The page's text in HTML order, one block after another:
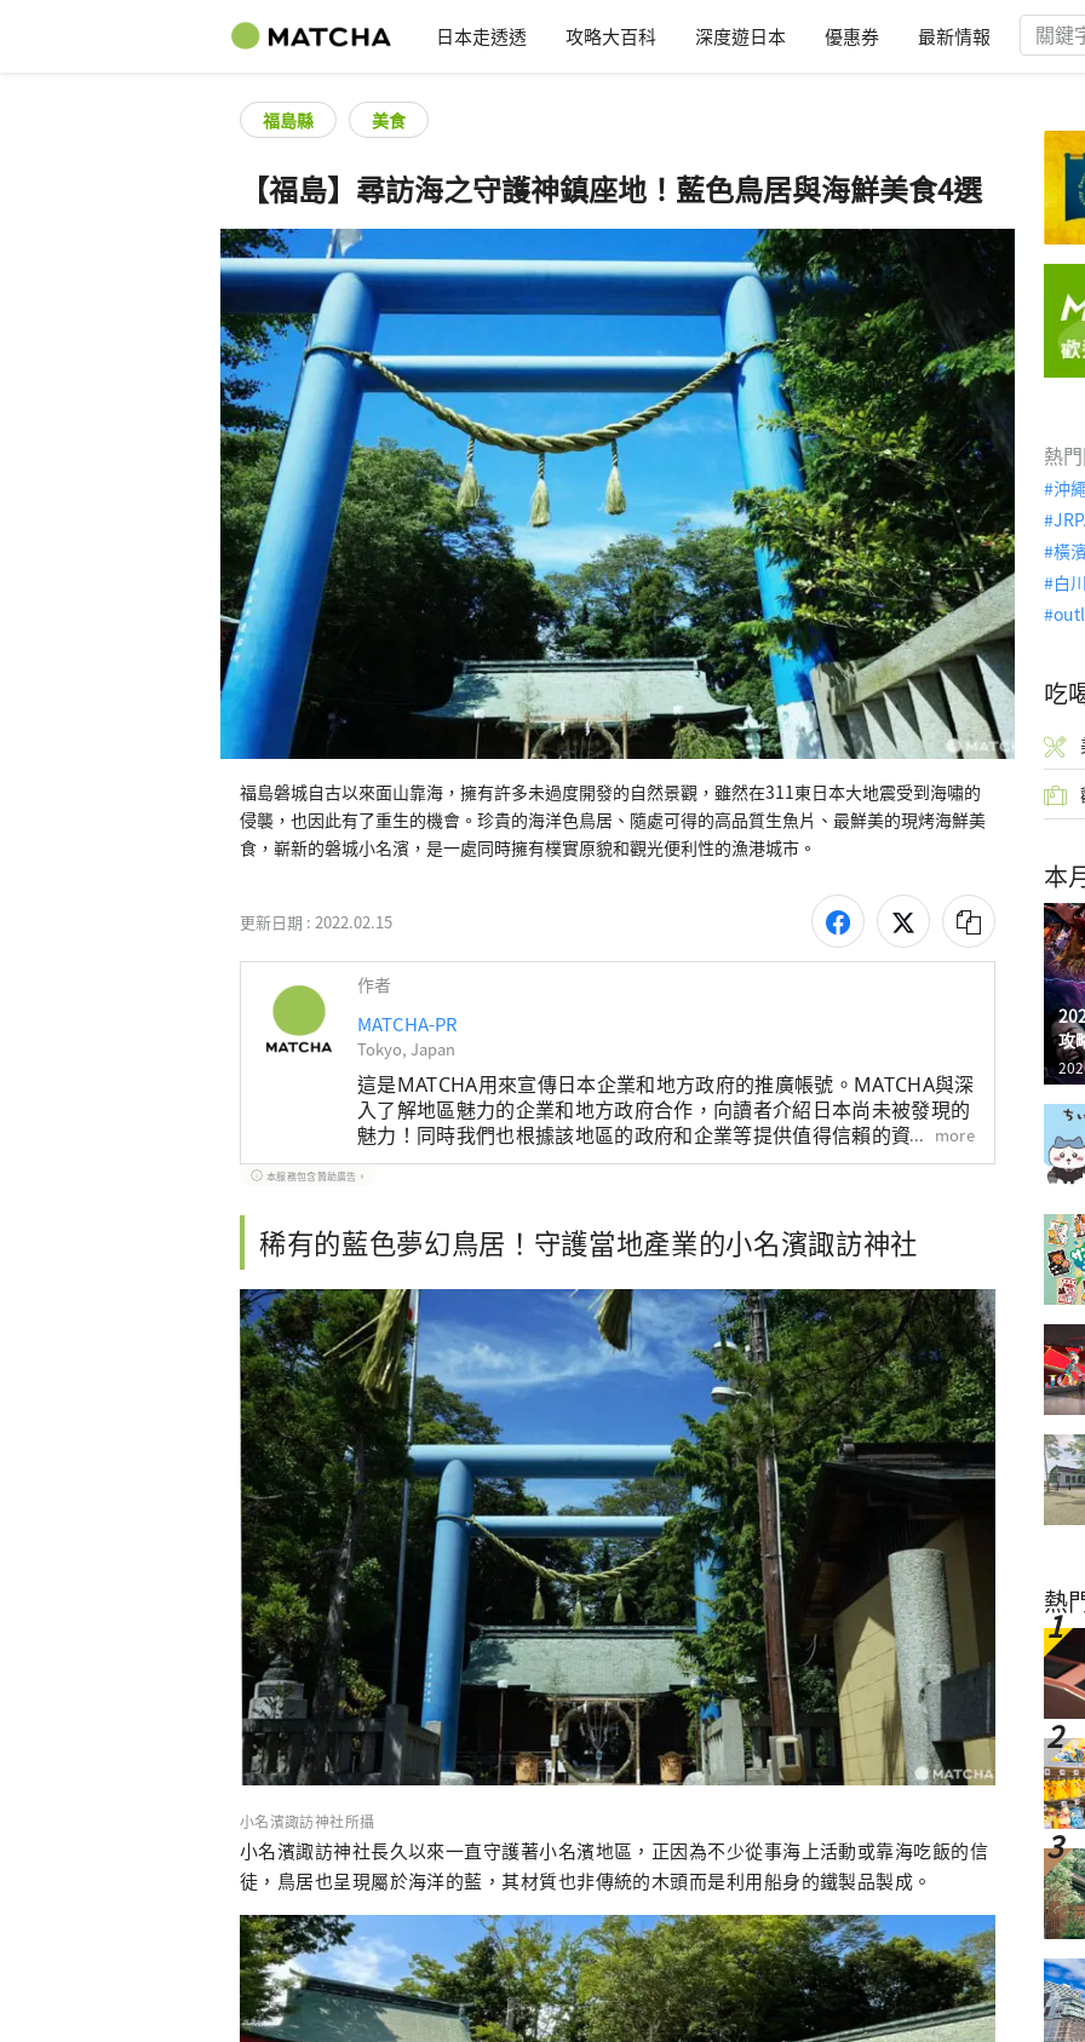
日本走透透 攻略大百科 深度遊日本 優惠券 最新情報
福島縣 美食
【福島】尋訪海之守護神鎮座地！藍色鳥居與海鮮美食4選
福島磐城自古以來面山靠海，擁有許多未過度開發的自然景觀，雖然在311東日本大地震受到海嘯的
侵襲，也因此有了重生的機會。珍貴的海洋色鳥居、隨處可得的高品質生魚片、最鮮美的現烤海鮮美
食，嶄新的磐城小名濱，是一處同時擁有樸實原貌和觀光便利性的漁港城市。
更新日期 : 2022.02.15
作者
MATCHA-PR
Tokyo, Japan
這是MATCHA用來宣傳日本企業和地方政府的推廣帳號。MATCHA與深
入了解地區魅力的企業和地方政府合作，向讀者介紹日本尚未被發現的
魅力！同時我們也根據該地區的政府和企業等提供值得信賴的資訊撰寫
文章。
more
本服務包含贊助廣告。
稀有的藍色夢幻鳥居！守護當地產業的小名濱諏訪神社
小名濱諏訪神社所攝
小名濱諏訪神社長久以來一直守護著小名濱地區，正因為不少從事海上活動或靠海吃飯的信
徒，鳥居也呈現屬於海洋的藍，其材質也非傳統的木頭而是利用船身的鐵製品製成。
熱
沖
橫
白
吃
本
攻
熱